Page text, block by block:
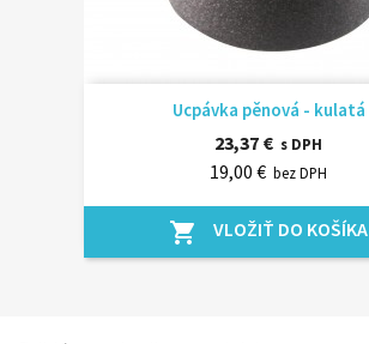
Ucpávka pěnová - kulatá
23,37 € s DPH
19,00 € bez DPH
shopping_cart VLOŽIŤ DO KOŠÍKA